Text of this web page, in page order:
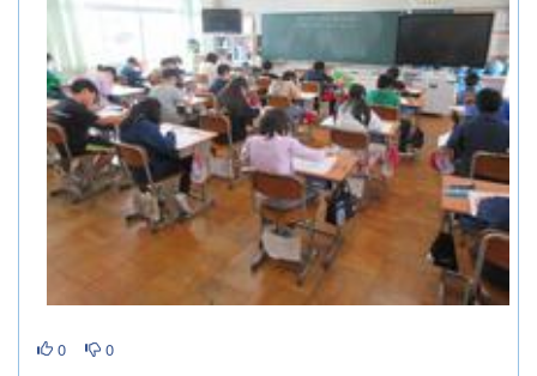
0 0